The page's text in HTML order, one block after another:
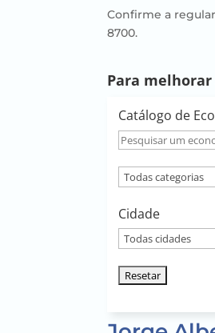
Confirme a
8700.
Para
Catálogo de
Nome
economista
Todas
Cidade
Sua